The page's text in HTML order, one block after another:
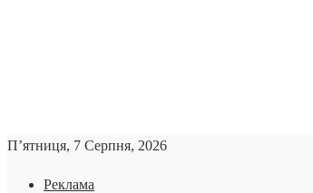
П’ятниця, 7 Серпня, 2026
Реклама